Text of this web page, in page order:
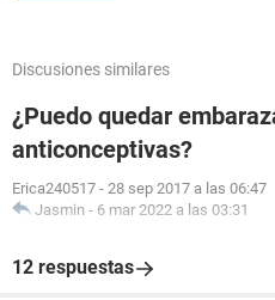
Discusiones similares
¿Puedo quedar
anticonceptivas?
Erica240517 - 28 sep 2017 a las 06:47
Jasmin - 6 mar 2022 a las 03:31
12 respuestas